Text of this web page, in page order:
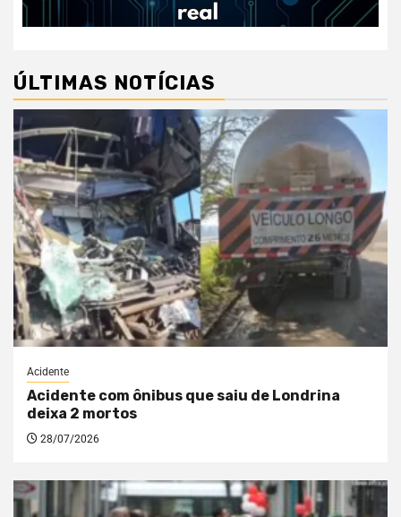
ÚLTIMAS NOTÍCIAS
Acidente
Acidente com ônibus que saiu de Londrina
deixa 2 mortos
28/07/2026